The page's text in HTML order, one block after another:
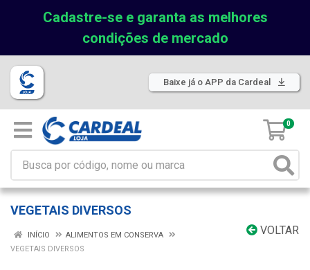
Cadastre-se e garanta as melhores
condições de mercado
Baixe já o APP da Cardeal
0
VEGETAIS DIVERSOS
VOLTAR
INÍCIO
ALIMENTOS EM CONSERVA
VEGETAIS DIVERSOS